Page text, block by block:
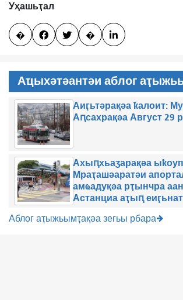
Уҳашьҭал
�   � 
Аҵыхәтәантәи аблог
Аиӷьтәрақәа ҟалоит:
Аԥсахрақәа Август 29
Ахыԥхьаӡарақәа
Мраҭашәаратәи
амҩадуқәа рҭынчра
Астанциа аҭыԥ
Аблог аҭыжьымҭақәа зегьы рбара